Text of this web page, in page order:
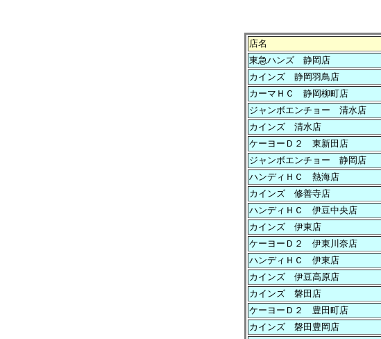
店名
東急ハンズ 静岡店
カインズ 静岡羽鳥店
カーマＨＣ 静岡柳町店
ジャンボエンチョー 清水店
カインズ 清水店
ケーヨーＤ２ 東新田店
ジャンボエンチョー 静岡店
ハンディＨＣ 熱海店
カインズ 修善寺店
ハンディＨＣ 伊豆中央店
カインズ 伊東店
ケーヨーＤ２ 伊東川奈店
ハンディＨＣ 伊東店
カインズ 伊豆高原店
カインズ 磐田店
ケーヨーＤ２ 豊田町店
カインズ 磐田豊岡店